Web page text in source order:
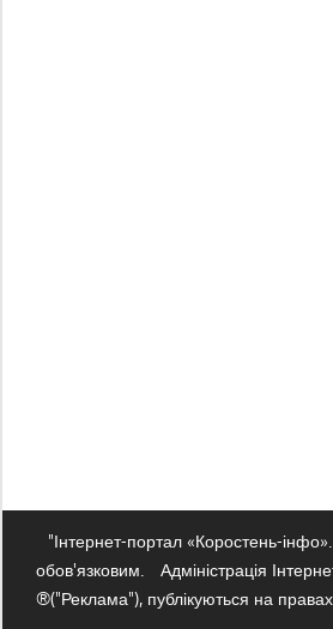
"Інтернет-портал «Коростень-інфо».
обов'язковим.
Адміністрація
®("Реклама"), публікуються на